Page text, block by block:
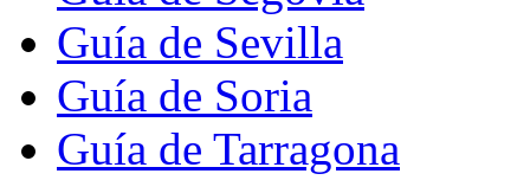
Guía de Sevilla
Guía de Soria
Guía de Tarragona